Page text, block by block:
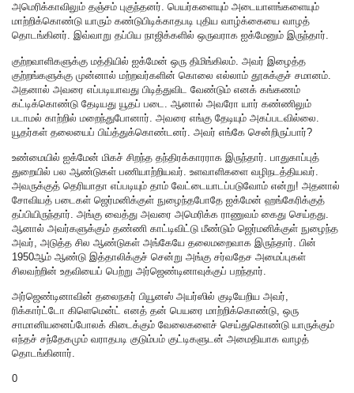
அமெரிக்காவிலும் தஞ்சம் புகுந்தனர். பெயர்களையும் அடையாளங்களையும்
மாற்றிக்கொண்டு யாரும் கண்டுபிடிக்காதபடி புதிய வாழ்க்கையை வாழத்
தொடங்கினர். இவ்வாறு தப்பிய நாஜிக்களில் ஒருவராக ஐக்மேனும் இருந்தார்.
குற்றவாளிகளுக்கு மத்தியில் ஐக்மேன் ஒரு திமிங்கிலம். அவர் இழைத்த
குற்றங்களுக்கு முன்னால் மற்றவர்களின் கொலை எல்லாம் தூசுக்குச் சமானம்.
அதனால் அவரை எப்படியாவது பிடித்துவிட வேண்டும் எனக் கங்கணம்
கட்டிக்கொண்டு தேடியது யூதப் படை. ஆனால் அவரோ யார் கண்ணிலும்
படாமல் காற்றில் மறைந்துபோனார். அவரை எங்கு தேடியும் அகப்படவில்லை.
யூதர்கள் தலையைப் பிய்த்துக்கொண்டனர். அவர் எங்கே சென்றிருப்பார்?
உண்மையில் ஐக்மேன் மிகச் சிறந்த தந்திரக்காரராக இருந்தார். பாதுகாப்புத்
துறையில் பல ஆண்டுகள் பணியாற்றியவர். உளவாளிகளை வழிநடத்தியவர்.
அவருக்குத் தெரியாதா எப்படியும் தாம் வேட்டையாடப்படுவோம் என்று! அதனால்
சோவியத் படைகள் ஜெர்மனிக்குள் நுழைந்தபோதே ஐக்மேன் ஹங்கேரிக்குத்
தப்பியிருந்தார். அங்கு வைத்து அவரை அமெரிக்க ராணுவம் கைது செய்தது.
ஆனால் அவர்களுக்கும் தண்ணி காட்டிவிட்டு மீண்டும் ஜெர்மனிக்குள் நுழைந்த
அவர், அடுத்த சில ஆண்டுகள் அங்கேயே தலைமறைவாக இருந்தார். பின்
1950ஆம் ஆண்டு இத்தாலிக்குச் சென்று அங்கு சர்வதேச அமைப்புகள்
சிலவற்றின் உதவியைப் பெற்று அர்ஜெண்டினாவுக்குப் பறந்தார்.
அர்ஜெண்டினாவின் தலைநகர் பியூனஸ் அயர்ஸில் குடியேறிய அவர்,
ரிக்கார்ட்டோ கிளெமென்ட் எனத் தன் பெயரை மாற்றிக்கொண்டு, ஒரு
சாமானியனைப்போலக் கிடைக்கும் வேலைகளைச் செய்துகொண்டு யாருக்கும்
எந்தச் சந்தேகமும் வராதபடி குடும்பம் குட்டிகளுடன் அமைதியாக வாழத்
தொடங்கினார்.
0